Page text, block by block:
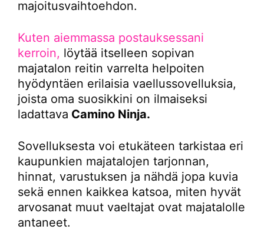
majoitusvaihtoehdon.
Kuten aiemmassa postauksessani
kerroin, löytää itselleen sopivan
majatalon reitin varrelta helpoiten
hyödyntäen erilaisia vaellussovelluksia,
joista oma suosikkini on ilmaiseksi
ladattava Camino Ninja.
Sovelluksesta voi etukäteen tarkistaa eri
kaupunkien majatalojen tarjonnan,
hinnat, varustuksen ja nähdä jopa kuvia
sekä ennen kaikkea katsoa, miten hyvät
arvosanat muut vaeltajat ovat majatalolle
antaneet.